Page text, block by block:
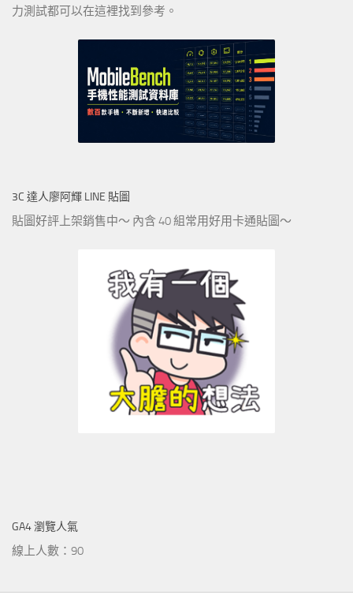
力測試都可以在這裡找到參考。
3C 達人廖阿輝 LINE 貼圖
貼圖好評上架銷售中～ 內含 40 組常用好用卡通貼圖～
GA4 瀏覽人氣
線上人數：90